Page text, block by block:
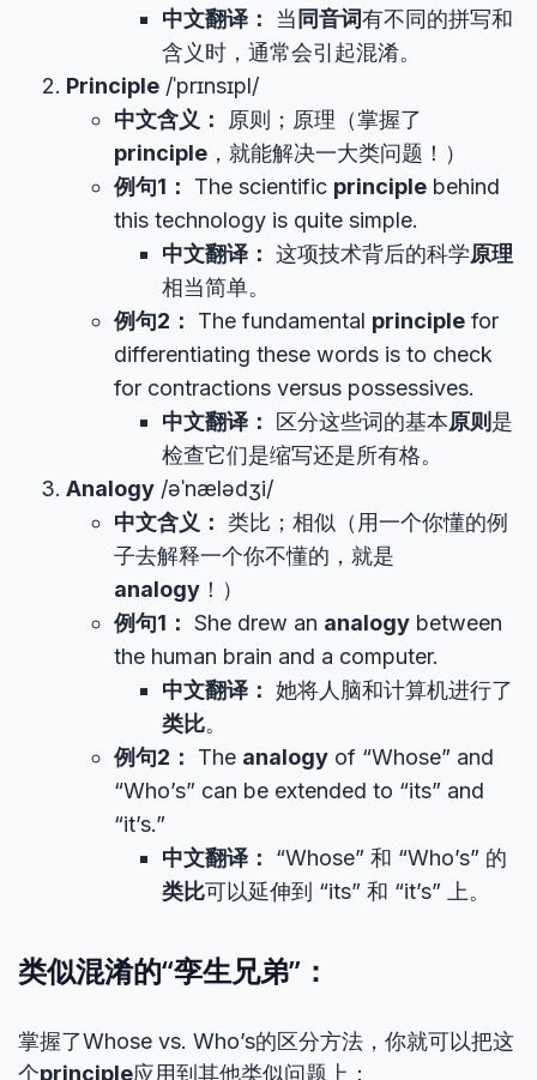
中文翻译： 当 同音词有不同的拼写和
含义时，通常会引起混淆。
Principle /ˈprɪnsɪpl/
中文含义：
原则；原理（掌握了
principle ，就能解决一大类问题！）
例句1：
The scientific principle behind
this technology is quite simple.
中文翻译： 这项技术背后的科学原理
相当简单。
例句2：
The fundamental principle for
differentiating these words is to check
for contractions versus possessives.
中文翻译：
区分这些词的基本原则 是
检查它们是缩写还是所有格。
Analogy /əˈnælədʒi/
中文含义： 类比；相似（用一个你懂的例
子去解释一个你不懂的，就是
analogy ！）
例句1： She drew an analogy between
the human brain and a computer.
中文翻译： 她将人脑和计算机进行了
类比。
例句2：
The analogy of “Whose” and
“Who’s” can be extended to “its” and
“it’s.”
中文翻译：
“Whose” 和 “Who’s” 的
类比可以延伸到 “its” 和 “it’s” 上。
类似混淆的“孪生兄弟”：
掌握了Whose vs. Who’s的区分方法，你就可以把这
个principle应用到其他类似问题上：